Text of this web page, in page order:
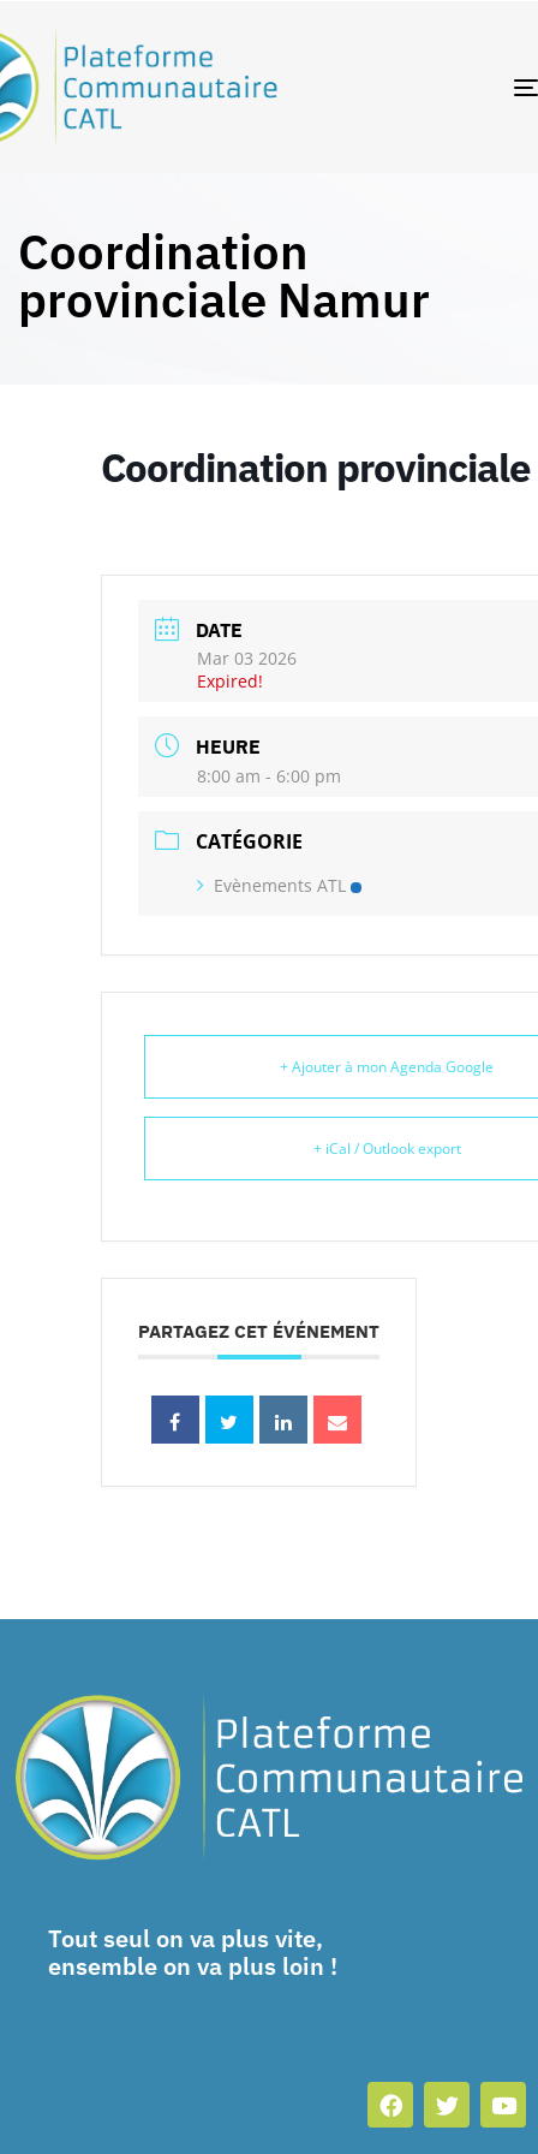
Coordination
provinciale Namur
Coordination
DATE
Mar 03 2026
Expired!
HEURE
8:00 am - 6:00 pm
CATÉGORIE
Evènements ATL
+ Ajouter à mon Agenda Google
+ iCal / Outlook export
PARTAGEZ CET ÉVÉNEMENT
Tout seul on va plus vite,
ensemble on va plus loin !